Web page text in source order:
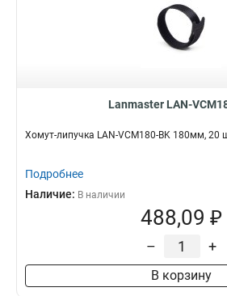
Lanmaster LAN-
Хомут-липучка LAN-VCM180-BK 180мм, 20
Подробнее
Наличие: В наличии
488,09 ₽
– +
В корзину